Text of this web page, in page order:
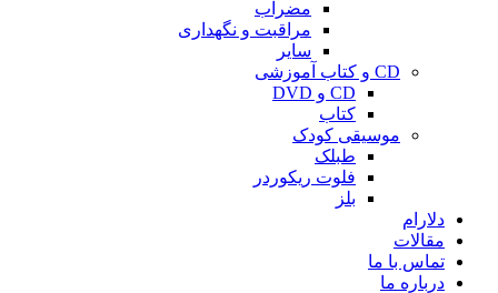
مضراب
مراقبت و نگهداری
سایر
CD و کتاب آموزشی
CD و DVD
کتاب
موسیقی کودک
طبلک
فلوت ریکوردر
بلز
دلارام
مقالات
تماس با ما
درباره ما